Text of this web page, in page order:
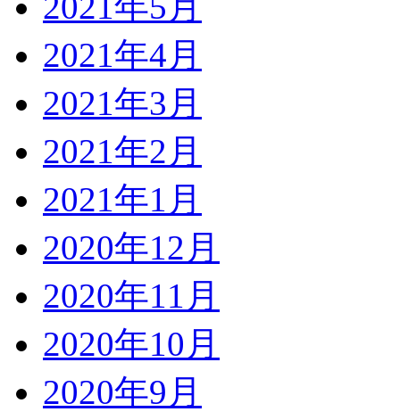
2021年4月
2021年3月
2021年2月
2021年1月
2020年12月
2020年11月
2020年10月
2020年9月